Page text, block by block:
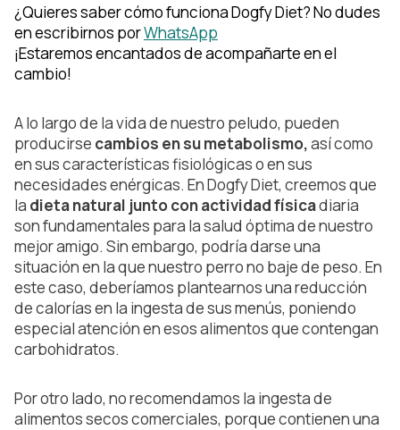
¿Quieres saber cómo funciona Dogfy Diet? No dudes
en escribirnos porWhatsApp
¡Estaremos encantados de acompañarte en el
cambio!
A lo largo de la vida de nuestro peludo, pueden
producirse cambios en su metabolismo,así como
en sus características fisiológicas o en sus
necesidades enérgicas. En Dogfy Diet, creemos que
la dieta natural junto con actividad físicadiaria
son fundamentales para la salud óptima de nuestro
mejor amigo. Sin embargo, podría darse una
situación en la que nuestro perro no baje de peso. En
este caso, deberíamos plantearnos una reducción
de calorías en la ingesta de sus menús, poniendo
especial atención en esos alimentos que contengan
carbohidratos.
Por otro lado, no recomendamos la ingesta de
alimentos secos comerciales, porque contienen una